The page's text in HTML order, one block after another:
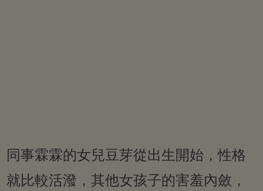
同事霖霖的女兒豆芽從出生開始，性格
就比較活潑，其他女孩子的害羞內斂，